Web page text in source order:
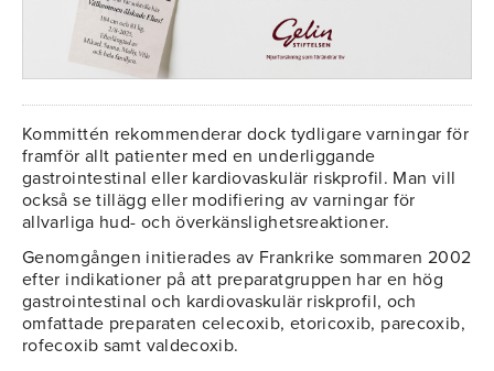
Kommittén rekommenderar dock tydligare varningar för
framför allt patienter med en underliggande
gastrointestinal eller kardiovaskulär riskprofil. Man vill
också se tillägg eller modifiering av varningar för
allvarliga hud- och överkänslighetsreaktioner.
Genomgången initierades av Frankrike sommaren 2002
efter indikationer på att preparatgruppen har en hög
gastrointestinal och kardiovaskulär riskprofil, och
omfattade preparaten celecoxib, etoricoxib, parecoxib,
rofecoxib samt valdecoxib.